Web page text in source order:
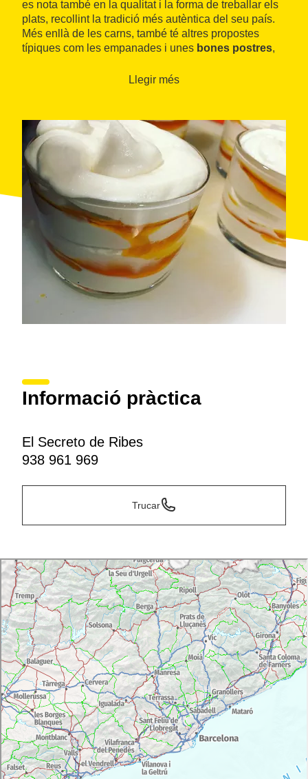
es nota també en la qualitat i la forma de treballar els
plats, recollint la tradició més autèntica del seu país.
Més enllà de les carns, també té altres propostes
típiques com les empanades i unes bones postres,
amb algunes opcions típiques de la gastronomia
El Secreto de Ribes és una bona forma d'aproximar-
se a una cuina diferent gaudint d'un àpat amb amics o
en família.
Llegir més
Informació pràctica
El Secreto de Ribes
938 961 969
Trucar